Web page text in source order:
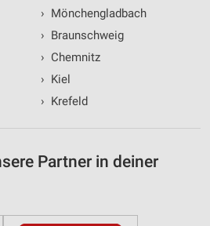
› Mönchengladbach
› Braunschweig
› Chemnitz
› Kiel
› Krefeld
Partner in deiner